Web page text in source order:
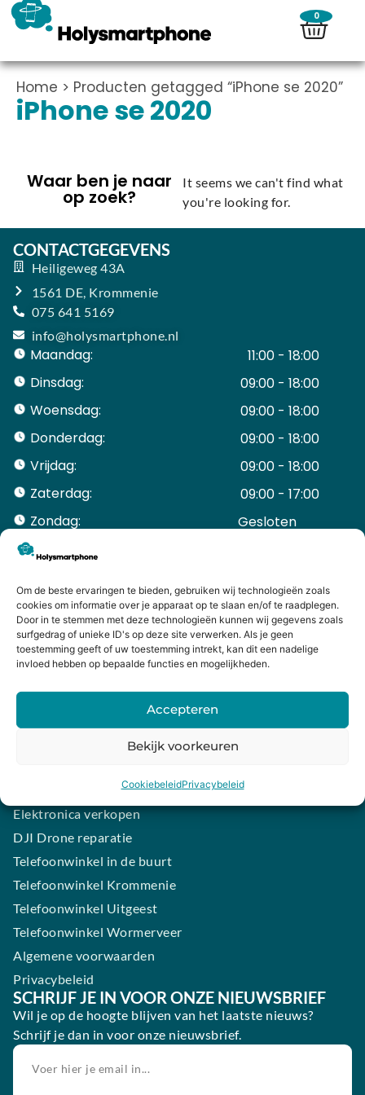
Om de beste ervaringen te bieden, gebruiken wij technologieën zoals
cookies om informatie over je apparaat op te slaan en/of te raadplegen.
Door in te stemmen met deze technologieën kunnen wij gegevens zoals
surfgedrag of unieke ID's op deze site verwerken. Als je geen
toestemming geeft of uw toestemming intrekt, kan dit een nadelige
invloed hebben op bepaalde functies en mogelijkheden.
Accepteren
Bekijk voorkeuren
CookiebeleidPrivacybeleid
0
Home > Producten getagged “iPhone se 2020”
iPhone se 2020
Waar ben je naar
op zoek?
It seems we can't find what
you're looking for.
CONTACTGEGEVENS
Heiligeweg 43A
1561 DE, Krommenie
075 641 5169
info@holysmartphone.nl
Maandag:
11:00 - 18:00
Dinsdag:
09:00 - 18:00
Woensdag:
09:00 - 18:00
Donderdag:
09:00 - 18:00
Vrijdag:
09:00 - 18:00
Zaterdag:
09:00 - 17:00
Zondag:
Gesloten ​ ​ ​ ​ ​ ​ ​
ACCOUNT
Mijn Account
Bestellingen
Mijn winkelwagen
HANDIGE LINKS
Levering en retourneren
Garantie
Contact
Samsung smartphone laten maken
Elektronica verkopen
DJI Drone reparatie
Telefoonwinkel in de buurt
Telefoonwinkel Krommenie
Telefoonwinkel Uitgeest
Telefoonwinkel Wormerveer
Algemene voorwaarden
Privacybeleid
SCHRIJF JE IN VOOR ONZE NIEUWSBRIEF
Wil je op de hoogte blijven van het laatste nieuws?
Schrijf je dan in voor onze nieuwsbrief.